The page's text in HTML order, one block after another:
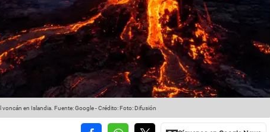
voncán en Islandia. Fuente: Google-Crédito: Foto: Difusión